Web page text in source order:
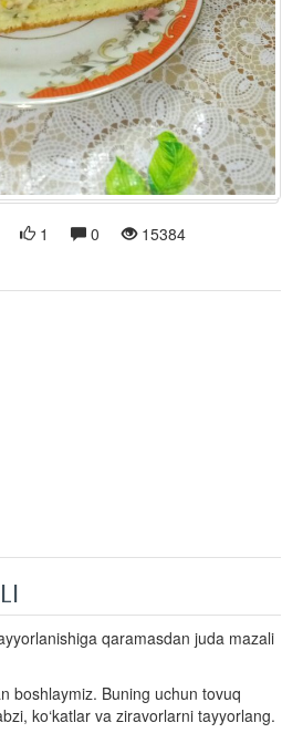
1 0 15384
qaramasdan juda mazali
boshlaymiz. Buning uchun tovuq
ko‘katlar va ziravorlarni tayyorlang.